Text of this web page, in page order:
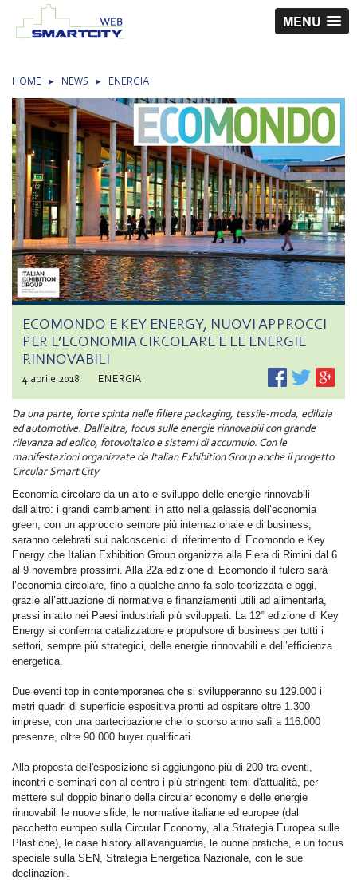
MENU
HOME ▸ NEWS ▸ ENERGIA
ECOMONDO E KEY ENERGY, NUOVI APPROCCI
PER L’ECONOMIA CIRCOLARE E LE ENERGIE
RINNOVABILI
4 aprile 2018 ENERGIA
Da una parte, forte spinta nelle filiere packaging, tessile-moda, edilizia
ed automotive. Dall’altra, focus sulle energie rinnovabili con grande
rilevanza ad eolico, fotovoltaico e sistemi di accumulo. Con le
manifestazioni organizzate da Italian Exhibition Group anche il progetto
Circular Smart City
Economia circolare da un alto e sviluppo delle energie rinnovabili
dall’altro: i grandi cambiamenti in atto nella galassia dell’economia
green, con un approccio sempre più internazionale e di business,
saranno celebrati sui palcoscenici di riferimento di Ecomondo e Key
Energy che Italian Exhibition Group organizza alla Fiera di Rimini dal 6
al 9 novembre prossimi. Alla 22a edizione di Ecomondo il fulcro sarà
l’economia circolare, fino a qualche anno fa solo teorizzata e oggi,
grazie all’attuazione di normative e finanziamenti utili ad alimentarla,
prassi in atto nei Paesi industriali più sviluppati. La 12° edizione di Key
Energy si conferma catalizzatore e propulsore di business per tutti i
settori, sempre più strategici, delle energie rinnovabili e dell’efficienza
energetica.
Due eventi top in contemporanea che si svilupperanno su 129.000 i
metri quadri di superficie espositiva pronti ad ospitare oltre 1.300
imprese, con una partecipazione che lo scorso anno salì a 116.000
presenze, oltre 90.000 buyer qualificati.
Alla proposta dell'esposizione si aggiungono più di 200 tra eventi,
incontri e seminari con al centro i più stringenti temi d'attualità, per
mettere sul doppio binario della circular economy e delle energie
rinnovabili le nuove sfide, le normative italiane ed europee (dal
pacchetto europeo sulla Circular Economy, alla Strategia Europea sulle
Plastiche), le case history all'avanguardia, le buone pratiche, e un focus
speciale sulla SEN, Strategia Energetica Nazionale, con le sue
declinazioni.